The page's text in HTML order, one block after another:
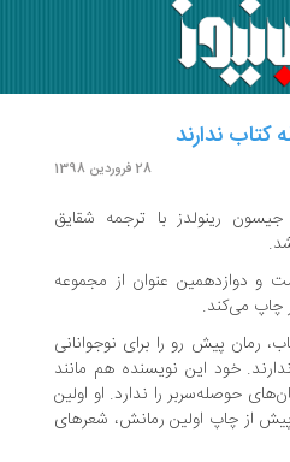
کتاب‌ ندارند
28 فروردین 1398
رینولدز با ترجمه شقایق
و دوازدهمین عنوان از مجموعه
چاپ می‌کند.
رمان پیش رو را برای نوجوانانی
خود این نویسنده هم مانند
حوصله‌سربر را ندارد. او اولین
سرود و پیش از چاپ اولین رمانش، شعرهای